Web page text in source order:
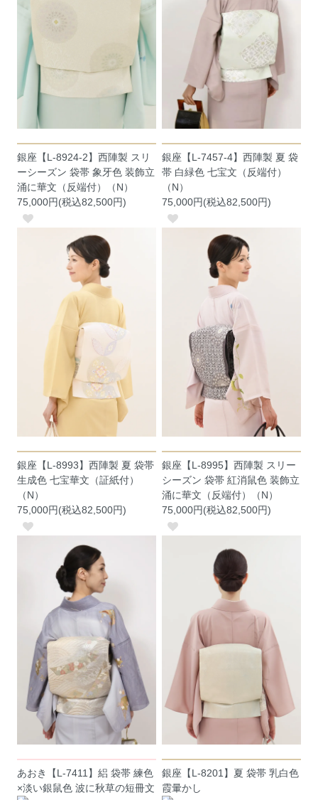
銀座【L-8924-2】西陣製 スリ
ーシーズン 袋帯 象牙色 装飾立
涌に華文（反端付）（N）
75,000円(税込82,500円)
銀座【L-7457-4】西陣製 夏 袋
帯 白緑色 七宝文（反端付）
（N）
75,000円(税込82,500円)
銀座【L-8993】西陣製 夏 袋帯
生成色 七宝華文（証紙付）
（N）
75,000円(税込82,500円)
銀座【L-8995】西陣製 スリー
シーズン 袋帯 紅消鼠色 装飾立
涌に華文（反端付）（N）
75,000円(税込82,500円)
あおき【L-7411】絽 袋帯 練色
×淡い銀鼠色 波に秋草の短冊文
銀座【L-8201】夏 袋帯 乳白色
霞暈かし